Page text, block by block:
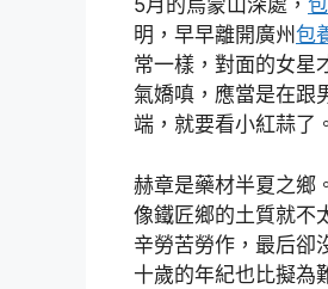
5月的烏蒙山深處，
明，早早離開廣州包
常一樣，對面的女星
氣嬌嗔，應當是在跟
端，就要看小紅蒜了。
赫章是藥材半夏之鄉
像鐵匠鄉的土質就不
辛勞苦勞作，最后卻
十歲的年紀也比擬為